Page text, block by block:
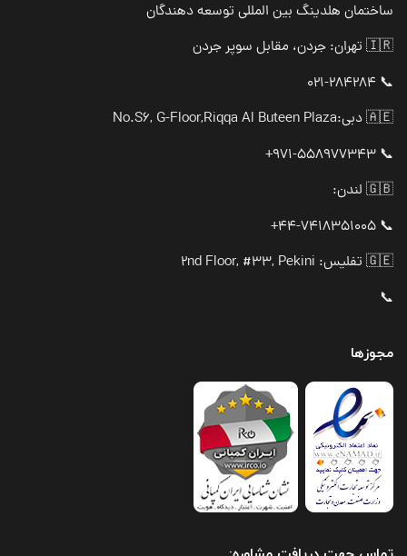
ساختمان هلدینگ بین المللی توسعه دهندگان
🇮🇷 تهران: جردن، مقابل سوپر جردن
📞 021-284284
🇦🇪 دبی:
No.S6, G-Floor,Riqqa Al Buteen Plaza
📞 971-558977343+
🇬🇧 لندن:
📞 44-7418351005+
🇬🇪 تفلیس: 2nd Floor, #33, Pekini
📞
مجوزها